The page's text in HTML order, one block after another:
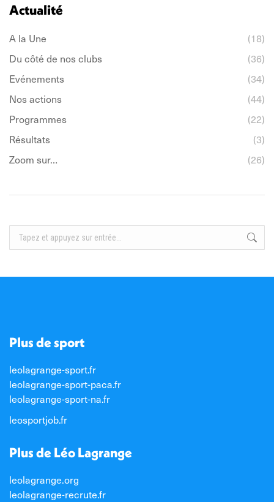
Actualité
A la Une
(18)
Du côté de nos clubs
(36)
Evénements
(34)
Nos actions
(44)
Programmes
(22)
Résultats
(3)
Zoom sur…
(26)
Recherche
Plus de sport
leolagrange-sport.fr
leolagrange-sport-paca.fr
leolagrange-sport-na.fr
leosportjob.fr
Plus de Léo Lagrange
leolagrange.org
leolagrange-recrute.fr